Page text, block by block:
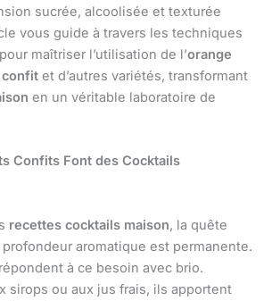
sucrée, alcoolisée et texturée
vous guide à travers les techniques
maîtriser l’utilisation de l’orange
et d’autres variétés, transformant
en un véritable laboratoire de
Confits Font des Cocktails
recettes cocktails maison, la quête
aromatique est permanente.
à ce besoin avec brio.
sirops ou aux jus frais, ils apportent